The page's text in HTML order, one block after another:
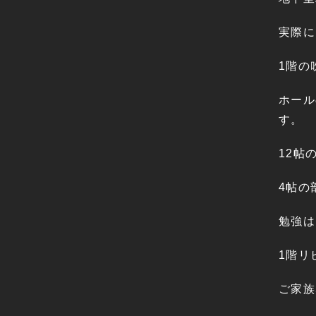
実際
1階の
ホー
す。
12帖
4帖の
勉強
1階リ
ご家